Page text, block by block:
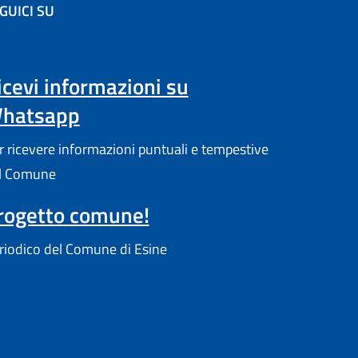
SU
informazioni su
ricevere informazioni puntuali e tempestive
Comune
comune!
del Comune di Esine